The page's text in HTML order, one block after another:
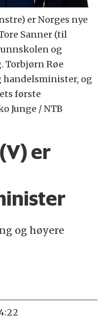
er Norges nye
Sanner (til
og
Torbjørn Røe
og
første
Junge / NTB
er
og høyere